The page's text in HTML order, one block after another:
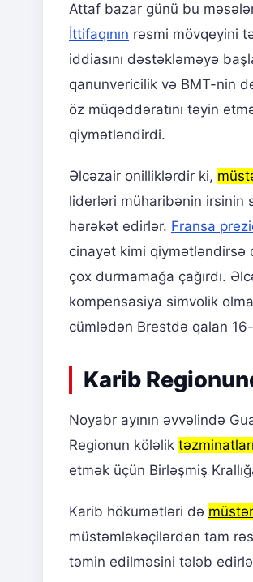
Attaf bazar günü bu
İttifaqının rəsmi mövqeyini
iddiasını dəstəkləməyə
qanunvericilik və BMT-nin
öz müqəddəratını təyin
qiymətləndirdi.
Əlcəzair onilliklərdir ki,
liderləri müharibənin irsinin
hərəkət edirlər. Fransa
cinayət kimi qiymətləndirsə
çox durmamağa çağırdı.
kompensasiya simvolik
cümlədən Brestdə qalan
Karib
Noyabr ayının əvvəlində
Regionun köləlik təzminatları
etmək üçün Birləşmiş
Karib hökumətləri də
müstəmləkəçilərdən tam
təmin edilməsini tələb